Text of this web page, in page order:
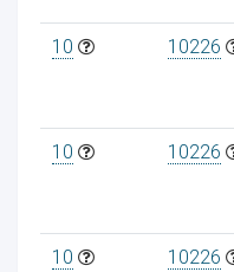
10 10226
10 10226
10 10226